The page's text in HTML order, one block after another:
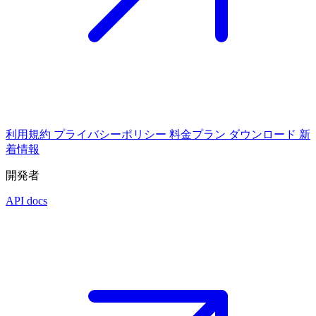
利用規約 プライバシーポリシー 料金プラン ダウンロード 新
着情報
開発者
API docs